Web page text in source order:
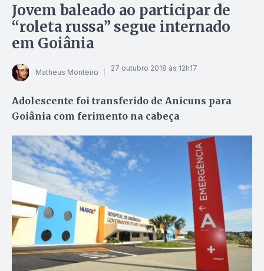
Jovem baleado ao participar de
“roleta russa” segue internado
em Goiânia
Matheus Monteiro 27 outubro 2018 às 12h17
Adolescente foi transferido de Anicuns para
Goiânia com ferimento na cabeça